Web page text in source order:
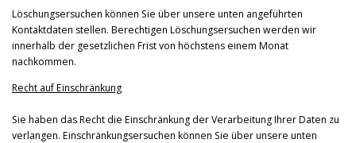
Löschungsersuchen können Sie über unsere unten angeführten
Kontaktdaten stellen. Berechtigen Löschungsersuchen werden wir
innerhalb der gesetzlichen Frist von höchstens einem Monat
nachkommen.
Recht auf Einschränkung
Sie haben das Recht die Einschränkung der Verarbeitung Ihrer Daten zu
verlangen. Einschränkungsersuchen können Sie über unsere unten